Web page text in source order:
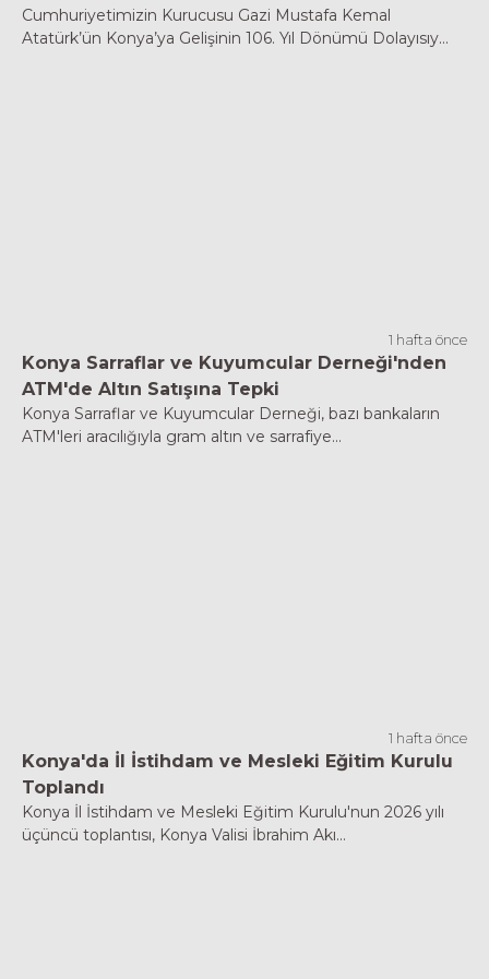
Cumhuriyetimizin Kurucusu Gazi Mustafa Kemal
Atatürk’ün Konya’ya Gelişinin 106. Yıl Dönümü Dolayısıy...
1 hafta önce
Konya Sarraflar ve Kuyumcular Derneği'nden
ATM'de Altın Satışına Tepki
Konya Sarraflar ve Kuyumcular Derneği, bazı bankaların
ATM'leri aracılığıyla gram altın ve sarrafiye...
1 hafta önce
Konya'da İl İstihdam ve Mesleki Eğitim Kurulu
Toplandı
Konya İl İstihdam ve Mesleki Eğitim Kurulu'nun 2026 yılı
üçüncü toplantısı, Konya Valisi İbrahim Akı...